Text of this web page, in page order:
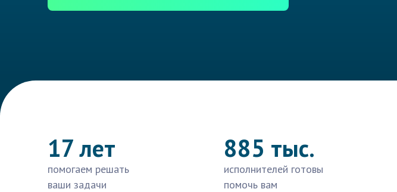
17 лет
помогаем решать
ваши задачи
885 тыс.
исполнителей готовы
помочь вам